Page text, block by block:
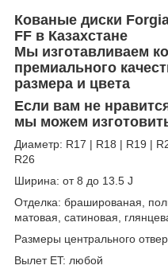
Кованые диски
FF в Казахстане
Мы изготавливаем
премиального
размера и цвета
Если вам не
мы можем
Диаметр: R17 | R18 | R19 |
R26
Ширина: от 8 до 13.5 J
Отделка: брашированая,
матовая, сатиновая,
Размеры центрального
Вылет ET: любой